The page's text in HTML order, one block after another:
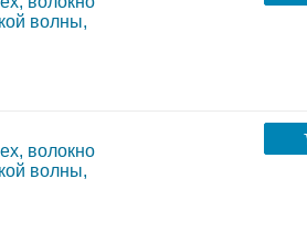
волны,
волокно
волны,